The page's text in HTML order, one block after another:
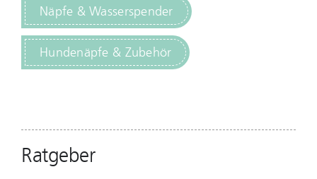
Näpfe & Wasserspender
Hundenäpfe & Zubehör
Ratgeber